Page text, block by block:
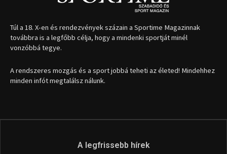
1035 Budapest, Miklós u. 7.
+36 30 471 1373